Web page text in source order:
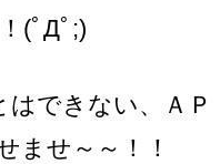
(ﾟДﾟ;)
できない、ＡＰ
ませ～～！！